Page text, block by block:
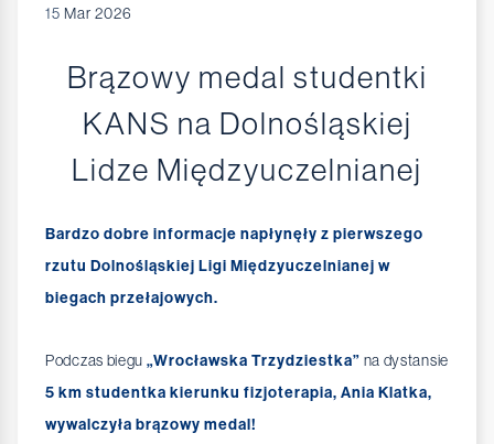
15 Mar 2026
Brązowy medal studentki
KANS na Dolnośląskiej
Lidze Międzyuczelnianej
Bardzo dobre informacje napłynęły z pierwszego
rzutu Dolnośląskiej Ligi Międzyuczelnianej w
biegach przełajowych.
Podczas biegu „Wrocławska Trzydziestka” na dystansie
5 km studentka kierunku fizjoterapia, Ania Klatka,
wywalczyła brązowy medal!